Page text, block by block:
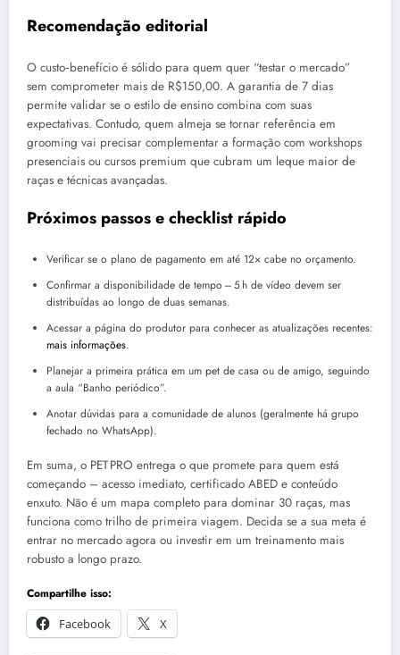
Recomendação editorial
O custo‑benefício é sólido para quem quer “testar o mercado”
sem comprometer mais de R$150,00. A garantia de 7 dias
permite validar se o estilo de ensino combina com suas
expectativas. Contudo, quem almeja se tornar referência em
grooming vai precisar complementar a formação com workshops
presenciais ou cursos premium que cubram um leque maior de
raças e técnicas avançadas.
Próximos passos e checklist rápido
Verificar se o plano de pagamento em até 12× cabe no orçamento.
Confirmar a disponibilidade de tempo – 5 h de vídeo devem ser
distribuídas ao longo de duas semanas.
Acessar a página do produtor para conhecer as atualizações recentes:
mais informações.
Planejar a primeira prática em um pet de casa ou de amigo, seguindo
a aula “Banho periódico”.
Anotar dúvidas para a comunidade de alunos (geralmente há grupo
fechado no WhatsApp).
Em suma, o PET PRO entrega o que promete para quem está
começando – acesso imediato, certificado ABED e conteúdo
enxuto. Não é um mapa completo para dominar 30 raças, mas
funciona como trilho de primeira viagem. Decida se a sua meta é
entrar no mercado agora ou investir em um treinamento mais
robusto a longo prazo.
Compartilhe isso:
Facebook
X